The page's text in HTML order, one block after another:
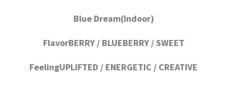
Blue Dream(Indoor)
FlavorBERRY / BLUEBERRY / SWEET
FeelingUPLIFTED / ENERGETIC / CREATIVE